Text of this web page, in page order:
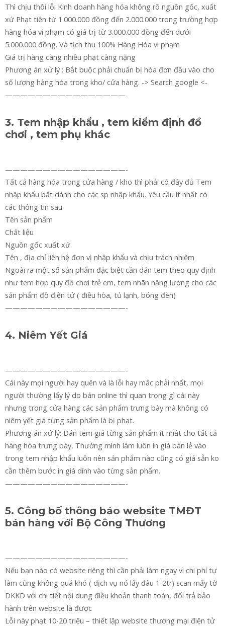
Thì chịu thôi lỗi Kinh doanh hàng hóa không rõ nguồn gốc, xuất
xứ Phạt tiền từ 1.000.000 đồng đến 2.000.000 trong trường hợp
hàng hóa vi phạm có giá trị từ 3.000.000 đồng đến dưới
5.000.000 đồng. Và tịch thu 100% Hàng Hóa vi phạm
Giá trị hàng càng nhiều phạt càng nặng
Phương án xử lý : Bắt buộc phải chuẩn bị hóa đơn đầu vào cho
số lượng hàng hóa trong kho/ cửa hàng. -> Search google <-
————————————————
3. Tem nhập khẩu , tem kiểm định đồ
chơi , tem phụ khác
————————————————-
Tất cả hàng hóa trong cửa hàng / kho thì phải có đầy đủ Tem
nhập khẩu bắt dành cho các sp nhập khẩu. Yêu cầu ít nhất có
các thông tin sau
Tên sản phẩm
Chất liệu
Nguồn gốc xuất xứ
Tên , địa chỉ liên hệ đơn vị nhập khẩu và chịu trách nhiệm
Ngoài ra một số sản phẩm đặc biệt cần dán tem theo quy định
như tem hợp quy đồ chơi trẻ em, tem nhãn năng lương cho các
sản phẩm đồ điện tử ( điều hòa, tủ lạnh, bóng đèn)
————————————————-
4. Niêm Yết Giá
————————————————-
Cái này mọi người hay quên và là lỗi hay mắc phải nhất, mọi
người thường lấy lý do bán online thì quan trọng gì cái này
nhưng trong cửa hàng các sản phẩm trưng bày mà không có
niêm yết giá từng sản phẩm là bị phạt.
Phương án xử lý: Dán tem giá từng sản phẩm ít nhât cho tất cả
hàng hóa trưng bày, Thường mình làm luôn in giá bán lẻ vào
trong tem nhập khẩu luôn nên sản phẩm nào cũng có giá sẵn ko
cần thêm bước in giá dính vào từng sản phẩm.
————————————————-
5. Công bố thông báo website TMĐT
bán hàng với Bộ Công Thương
————————————————-
Nếu bạn nào có website riêng thì cần phải làm ngay vì chi phí tự
làm cũng không quá khó ( dịch vụ nó lấy đâu 1-2tr) scan mấy tờ
DKKD với chi tiết nội dung điều khoản thanh toán, đổi trả bảo
hành trên website là được
Lỗi này phạt 10-20 triệu – thiết lập website thương mại điện tử